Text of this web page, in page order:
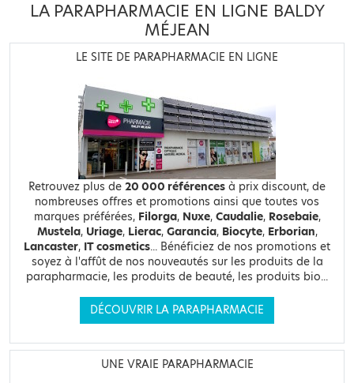
LA PARAPHARMACIE EN LIGNE BALDY
MÉJEAN
LE SITE DE PARAPHARMACIE EN LIGNE
Retrouvez plus de 20 000 références à prix discount, de
nombreuses offres et promotions ainsi que toutes vos
marques préférées, Filorga, Nuxe, Caudalie, Rosebaie,
Mustela, Uriage, Lierac, Garancia, Biocyte, Erborian,
Lancaster, IT cosmetics... Bénéficiez de nos promotions et
soyez à l'affût de nos nouveautés sur les produits de la
parapharmacie, les produits de beauté, les produits bio...
DÉCOUVRIR LA PARAPHARMACIE
UNE VRAIE PARAPHARMACIE